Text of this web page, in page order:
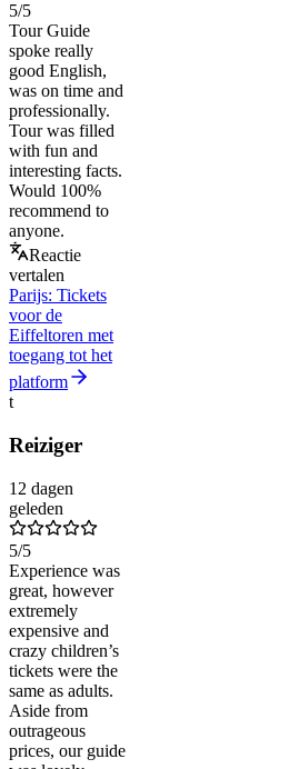
5/5
Tour Guide
spoke really
good English,
was on time and
professionally.
Tour was filled
with fun and
interesting facts.
Would 100%
recommend to
anyone.
Reactie
vertalen
Parijs: Tickets
voor de
Eiffeltoren met
toegang tot het
platform
t
Reiziger
12 dagen
geleden
5/5
Experience was
great, however
extremely
expensive and
crazy children’s
tickets were the
same as adults.
Aside from
outrageous
prices, our guide